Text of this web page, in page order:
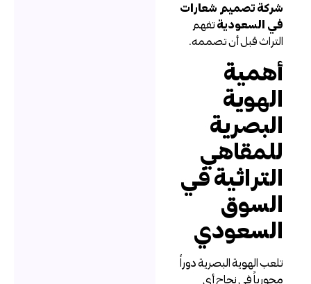
شركة تصميم شعارات
في السعوديةتفهم
التراث قبل أن تصممه.
أهمية
الهوية
البصرية
للمقاهي
التراثية في
السوق
السعودي
تلعب الهوية البصرية دوراً
محورياً في نجاح أي